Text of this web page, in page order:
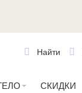
Найти
СКИДКИ